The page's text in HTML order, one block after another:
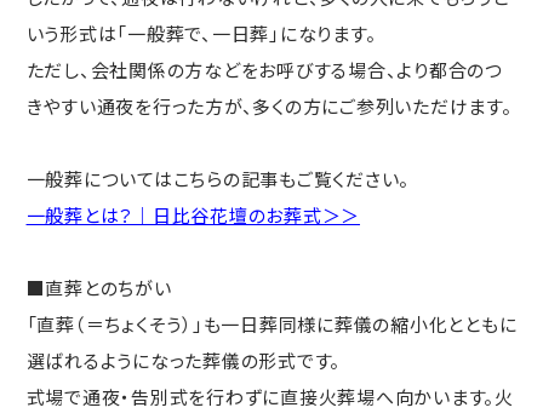
いう形式は「一般葬で、一日葬」になります。
ただし、会社関係の方などをお呼びする場合、より都合のつ
きやすい通夜を行った方が、多くの方にご参列いただけます。
一般葬についてはこちらの記事もご覧ください。
一般葬とは？｜日比谷花壇のお葬式＞＞
■直葬とのちがい
「直葬（＝ちょくそう）」も一日葬同様に葬儀の縮小化とともに
選ばれるようになった葬儀の形式です。
式場で通夜・告別式を行わずに直接火葬場へ向かいます。火